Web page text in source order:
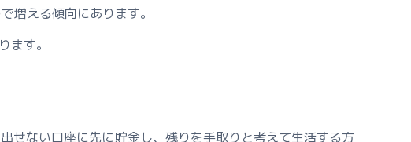
増える傾向にあります。
ます。
せない口座に先に貯金し、残りを手取りと考えて生活する方